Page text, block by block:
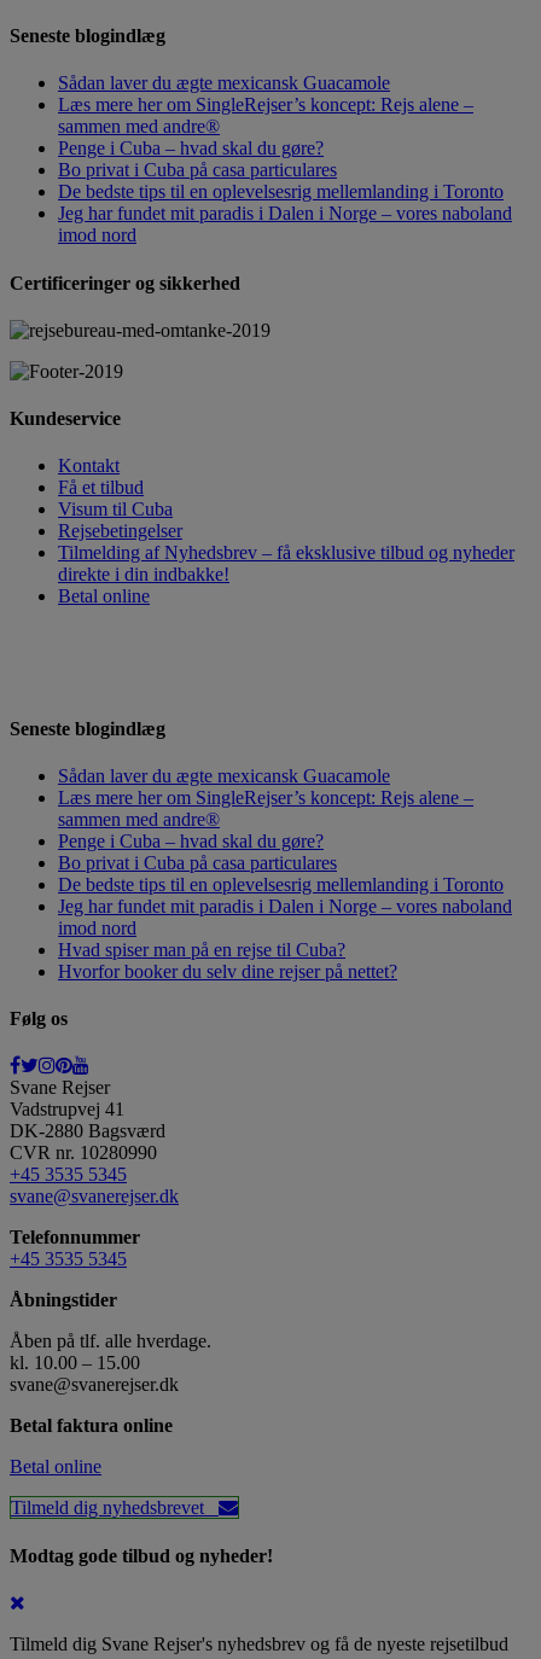
Seneste blogindlæg
Sådan laver du ægte mexicansk Guacamole
Læs mere her om SingleRejser’s koncept: Rejs alene –
sammen med andre®
Penge i Cuba – hvad skal du gøre?
Bo privat i Cuba på casa particulares
De bedste tips til en oplevelsesrig mellemlanding i Toronto
Jeg har fundet mit paradis i Dalen i Norge – vores naboland
imod nord
Certificeringer og sikkerhed
Kundeservice
Kontakt
Få et tilbud
Visum til Cuba
Rejsebetingelser
Tilmelding af Nyhedsbrev – få eksklusive tilbud og nyheder
direkte i din indbakke!
Betal online
Seneste blogindlæg
Sådan laver du ægte mexicansk Guacamole
Læs mere her om SingleRejser’s koncept: Rejs alene –
sammen med andre®
Penge i Cuba – hvad skal du gøre?
Bo privat i Cuba på casa particulares
De bedste tips til en oplevelsesrig mellemlanding i Toronto
Jeg har fundet mit paradis i Dalen i Norge – vores naboland
imod nord
Hvad spiser man på en rejse til Cuba?
Hvorfor booker du selv dine rejser på nettet?
Følg os
Svane Rejser
Vadstrupvej 41
DK-2880 Bagsværd
CVR nr. 10280990
+45 3535 5345
svane@svanerejser.dk
Telefonnummer
+45 3535 5345
Åbningstider
Åben på tlf. alle hverdage.
kl. 10.00 – 15.00
svane@svanerejser.dk
Betal faktura online
Betal online
Tilmeld dig nyhedsbrevet
Modtag gode tilbud og nyheder!
Tilmeld dig Svane Rejser's nyhedsbrev og få de nyeste rejsetilbud